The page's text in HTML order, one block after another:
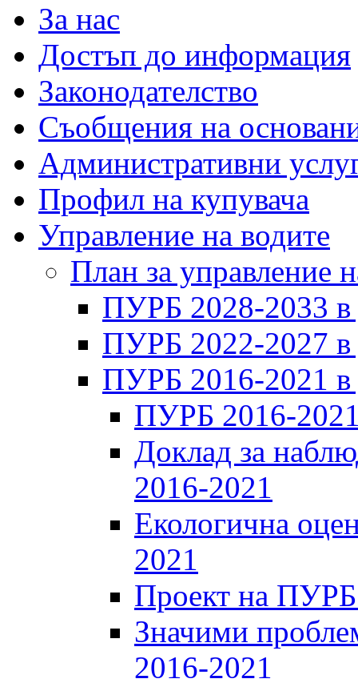
За нас
Достъп до информация
Законодателство
Съобщения на
Административни
Профил на купувача
Управление на водите
План за управление
ПУРБ 2028-2033 в
ПУРБ 2022-2027 в
ПУРБ 2016-2021 в
ПУРБ 2016-
Доклад за
2016-2021
Екологична
2021
Проект на
Значими
2016-2021